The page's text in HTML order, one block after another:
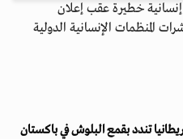
خطيرة عقب إعلان
المنظمات الإنسانية الدولية
تندد بقمع البلوش في باكستان